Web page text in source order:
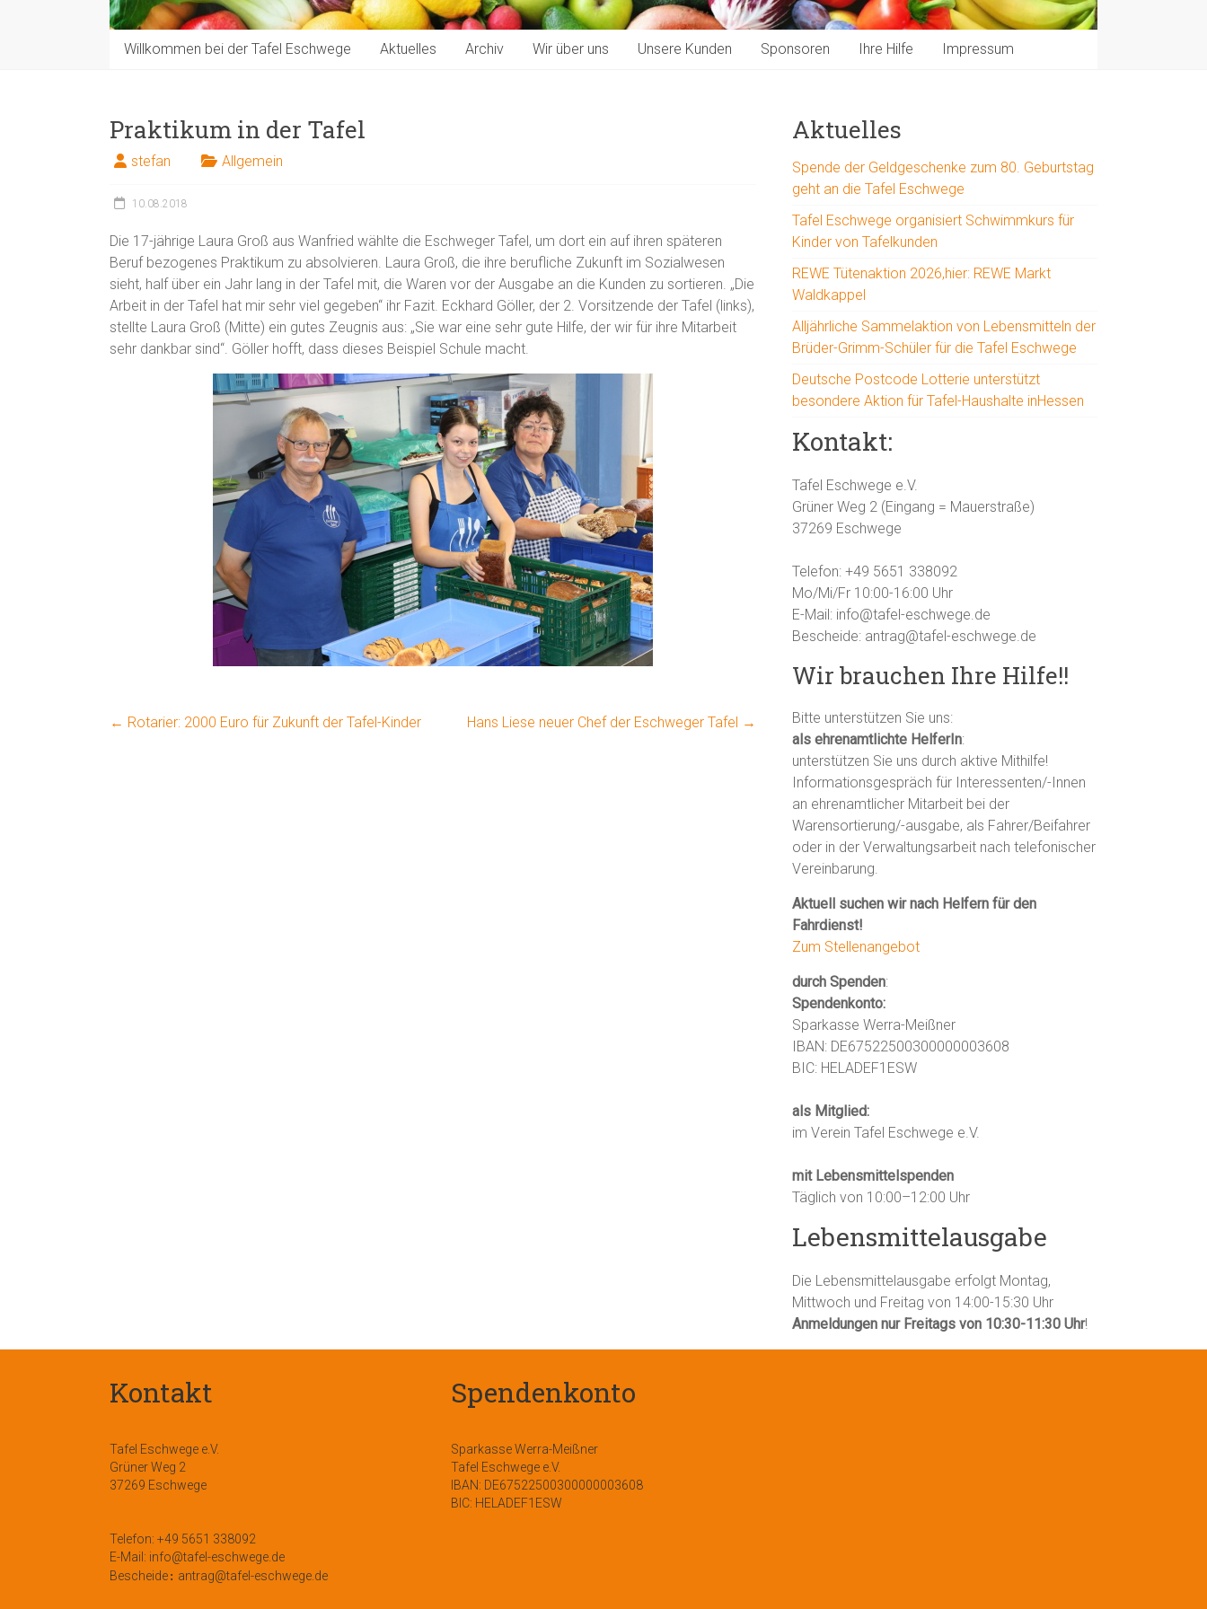
Willkommen bei der Tafel Eschwege Aktuelles Archiv Wir über uns Unsere Kunden Sponsoren Ihre Hilfe Impressum
Praktikum in der Tafel
stefan Allgemein
10.08.2018
Die 17-jährige Laura Groß aus Wanfried wählte die Eschweger Tafel, um dort ein auf ihren späteren
Beruf bezogenes Praktikum zu absolvieren. Laura Groß, die ihre berufliche Zukunft im Sozialwesen
sieht, half über ein Jahr lang in der Tafel mit, die Waren vor der Ausgabe an die Kunden zu sortieren. „Die
Arbeit in der Tafel hat mir sehr viel gegeben“ ihr Fazit. Eckhard Göller, der 2. Vorsitzende der Tafel (links),
stellte Laura Groß (Mitte) ein gutes Zeugnis aus: „Sie war eine sehr gute Hilfe, der wir für ihre Mitarbeit
sehr dankbar sind“. Göller hofft, dass dieses Beispiel Schule macht.
← Rotarier: 2000 Euro für Zukunft der Tafel-Kinder Hans Liese neuer Chef der Eschweger Tafel →
Aktuelles
Spende der Geldgeschenke zum 80. Geburtstag
geht an die Tafel Eschwege
Tafel Eschwege organisiert Schwimmkurs für
Kinder von Tafelkunden
REWE Tütenaktion 2026,hier: REWE Markt
Waldkappel
Alljährliche Sammelaktion von Lebensmitteln der
Brüder-Grimm-Schüler für die Tafel Eschwege
Deutsche Postcode Lotterie unterstützt
besondere Aktion für Tafel-Haushalte inHessen
Kontakt:
Tafel Eschwege e.V.
Grüner Weg 2 (Eingang = Mauerstraße)
37269 Eschwege
Telefon: +49 5651 338092
Mo/Mi/Fr 10:00-16:00 Uhr
E-Mail: info@tafel-eschwege.de
Bescheide: antrag@tafel-eschwege.de
Wir brauchen Ihre Hilfe!!
Bitte unterstützen Sie uns:
als ehrenamtlichte HelferIn:
unterstützen Sie uns durch aktive Mithilfe!
Informationsgespräch für Interessenten/-Innen
an ehrenamtlicher Mitarbeit bei der
Warensortierung/-ausgabe, als Fahrer/Beifahrer
oder in der Verwaltungsarbeit nach telefonischer
Vereinbarung.
Aktuell suchen wir nach Helfern für den
Fahrdienst!
Zum Stellenangebot
durch Spenden:
Spendenkonto:
Sparkasse Werra-Meißner
IBAN: DE67522500300000003608
BIC: HELADEF1ESW
als Mitglied:
im Verein Tafel Eschwege e.V.
mit Lebensmittelspenden
Täglich von 10:00–12:00 Uhr
Lebensmittelausgabe
Die Lebensmittelausgabe erfolgt Montag,
Mittwoch und Freitag von 14:00-15:30 Uhr
Anmeldungen nur Freitags von 10:30-11:30 Uhr!
Kontakt
Tafel Eschwege e.V.
Grüner Weg 2
37269 Eschwege
Telefon: +49 5651 338092
E-Mail: info@tafel-eschwege.de
Bescheide: antrag@tafel-eschwege.de
Spendenkonto
Sparkasse Werra-Meißner
Tafel Eschwege e.V.
IBAN: DE67522500300000003608
BIC: HELADEF1ESW